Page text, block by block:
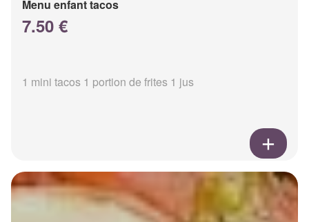
Menu enfant tacos
7.50 €
1 mini tacos 1 portion de frites 1 jus